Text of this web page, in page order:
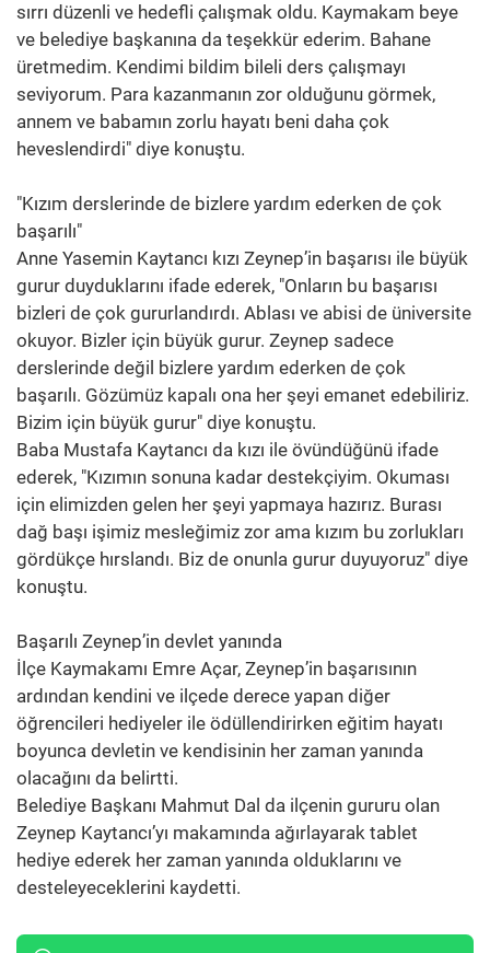
sırrı düzenli ve hedefli çalışmak oldu. Kaymakam beye
ve belediye başkanına da teşekkür ederim. Bahane
üretmedim. Kendimi bildim bileli ders çalışmayı
seviyorum. Para kazanmanın zor olduğunu görmek,
annem ve babamın zorlu hayatı beni daha çok
heveslendirdi" diye konuştu.
"Kızım derslerinde de bizlere yardım ederken de çok
başarılı"
Anne Yasemin Kaytancı kızı Zeynep’in başarısı ile büyük
gurur duyduklarını ifade ederek, "Onların bu başarısı
bizleri de çok gururlandırdı. Ablası ve abisi de üniversite
okuyor. Bizler için büyük gurur. Zeynep sadece
derslerinde değil bizlere yardım ederken de çok
başarılı. Gözümüz kapalı ona her şeyi emanet edebiliriz.
Bizim için büyük gurur" diye konuştu.
Baba Mustafa Kaytancı da kızı ile övündüğünü ifade
ederek, "Kızımın sonuna kadar destekçiyim. Okuması
için elimizden gelen her şeyi yapmaya hazırız. Burası
dağ başı işimiz mesleğimiz zor ama kızım bu zorlukları
gördükçe hırslandı. Biz de onunla gurur duyuyoruz" diye
konuştu.
Başarılı Zeynep’in devlet yanında
İlçe Kaymakamı Emre Açar, Zeynep’in başarısının
ardından kendini ve ilçede derece yapan diğer
öğrencileri hediyeler ile ödüllendirirken eğitim hayatı
boyunca devletin ve kendisinin her zaman yanında
olacağını da belirtti.
Belediye Başkanı Mahmut Dal da ilçenin gururu olan
Zeynep Kaytancı’yı makamında ağırlayarak tablet
hediye ederek her zaman yanında olduklarını ve
desteleyeceklerini kaydetti.